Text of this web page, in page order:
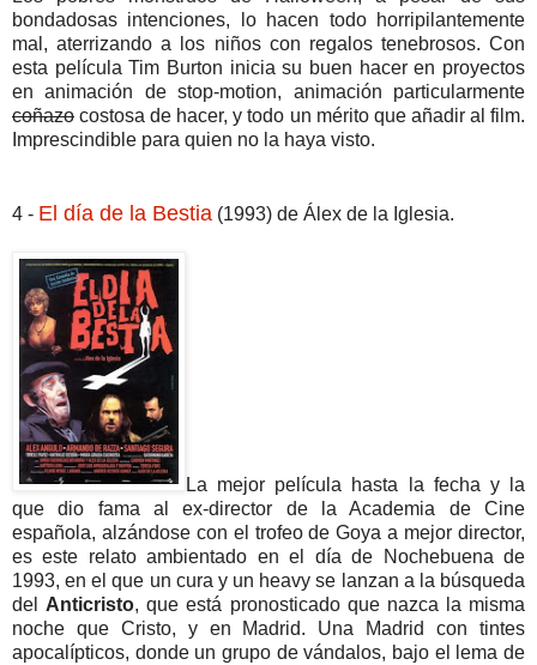
bondadosas intenciones, lo hacen todo horripilantemente
mal, aterrizando a los niños con regalos tenebrosos. Con
esta película Tim Burton inicia su buen hacer en proyectos
en animación de stop-motion, animación particularmente
coñazo costosa de hacer, y todo un mérito que añadir al film.
Imprescindible para quien no la haya visto.
4 - El día de la Bestia (1993) de Álex de la Iglesia.
La mejor película hasta la fecha y la
que dio fama al ex-director de la Academia de Cine
española, alzándose con el trofeo de Goya a mejor director,
es este relato ambientado en el día de Nochebuena de
1993, en el que un cura y un heavy se lanzan a la búsqueda
del Anticristo, que está pronosticado que nazca la misma
noche que Cristo, y en Madrid. Una Madrid con tintes
apocalípticos, donde un grupo de vándalos, bajo el lema de